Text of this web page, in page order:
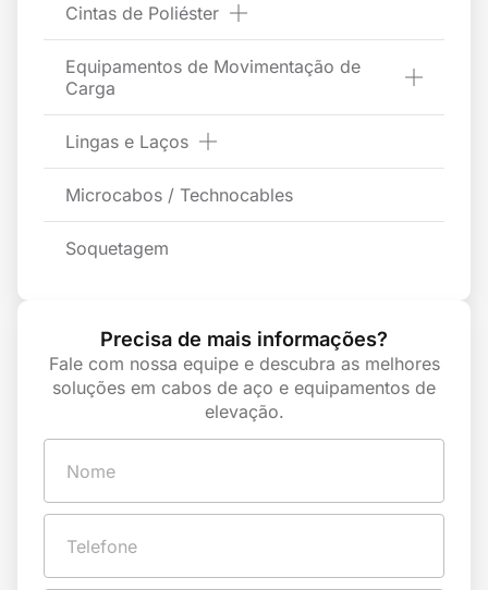
Cintas de Poliéster
Equipamentos de Movimentação de
Carga
Lingas e Laços
Microcabos / Technocables
Soquetagem
Precisa de mais informações?
Fale com nossa equipe e descubra as melhores
soluções em cabos de aço e equipamentos de
elevação.